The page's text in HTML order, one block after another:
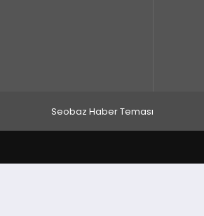
Seobaz Haber Teması